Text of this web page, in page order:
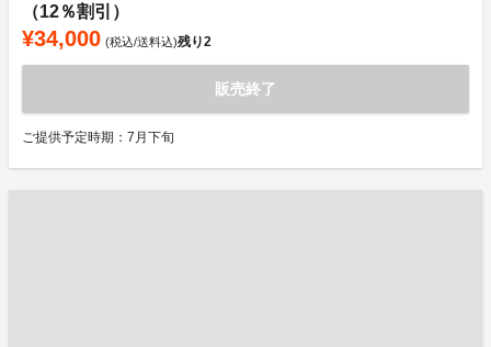
（12％割引）
¥34,000 (税込/送料込)残り2
販売終了
ご提供予定時期：7月下旬